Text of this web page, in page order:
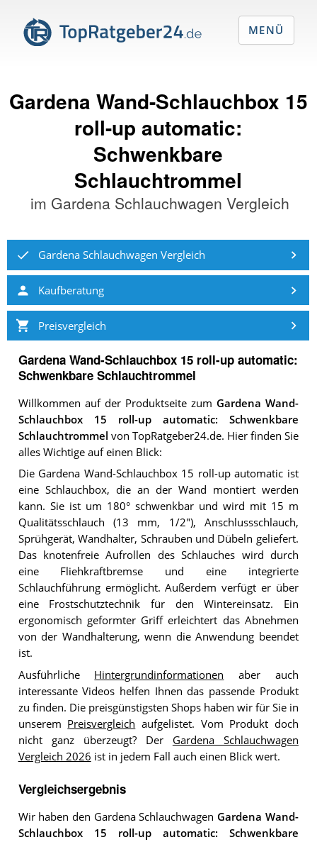
Gardena Wand-Schlauchbox 15
roll-up automatic:
Schwenkbare
Schlauchtrommel
im Gardena Schlauchwagen Vergleich
Gardena Schlauchwagen Vergleich
Kaufberatung
Preisvergleich
Gardena Wand-Schlauchbox 15 roll-up automatic:
Schwenkbare Schlauchtrommel
Willkommen auf der Produktseite zum Gardena Wand-
Schlauchbox 15 roll-up automatic: Schwenkbare
Schlauchtrommel von TopRatgeber24.de. Hier finden Sie
alles Wichtige auf einen Blick:
Die Gardena Wand-Schlauchbox 15 roll-up automatic ist
eine Schlauchbox, die an der Wand montiert werden
kann. Sie ist um 180° schwenkbar und wird mit 15 m
Qualitätsschlauch (13 mm, 1/2"), Anschlussschlauch,
Sprühgerät, Wandhalter, Schrauben und Dübeln geliefert.
Das knotenfreie Aufrollen des Schlauches wird durch
eine Fliehkraftbremse und eine integrierte
Schlauchführung ermöglicht. Außerdem verfügt er über
eine Frostschutztechnik für den Wintereinsatz. Ein
ergonomisch geformter Griff erleichtert das Abnehmen
von der Wandhalterung, wenn die Anwendung beendet
ist.
Ausführliche Hintergrundinformationen aber auch
interessante Videos helfen Ihnen das passende Produkt
zu finden. Die preisgünstigsten Shops haben wir für Sie in
unserem Preisvergleich aufgelistet. Vom Produkt doch
nicht ganz überzeugt? Der Gardena Schlauchwagen
Vergleich 2026 ist in jedem Fall auch einen Blick wert.
Vergleichsergebnis
Wir haben den Gardena Schlauchwagen Gardena Wand-
Schlauchbox 15 roll-up automatic: Schwenkbare
MENÜ